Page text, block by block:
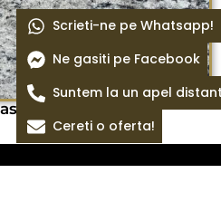
white
Scrieti-ne pe Whatsapp!
Ne gasiti pe Facebook
Suntem la un apel
Cereti o oferta!